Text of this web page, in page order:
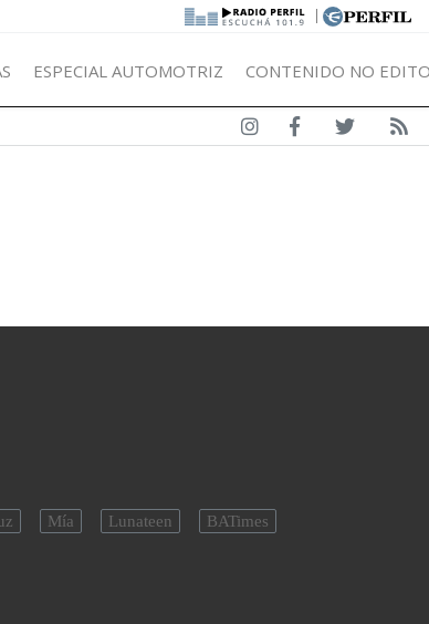
|
ESPECIAL AUTOMOTRIZ CONTENIDO NO
Mía Lunateen BATimes